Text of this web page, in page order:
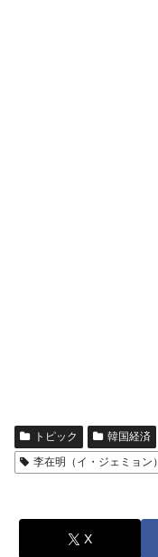
トピック 韓国経済
李在明（イ・ジェミョン）
X